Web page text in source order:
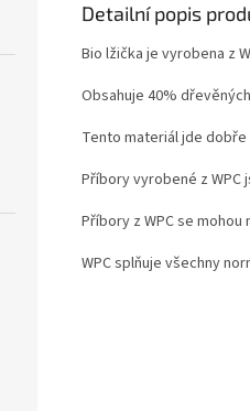
Detailní popis
Bio lžička je vyrobena z
Obsahuje 40%
Tento materiál jde
Příbory vyrobené z WPC
Příbory z WPC se
WPC splňuje všechny